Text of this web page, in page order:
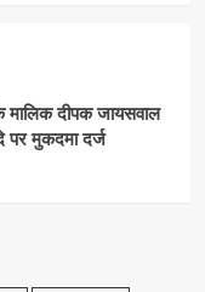
मालिक दीपक जायसवाल
पर मुकदमा दर्ज